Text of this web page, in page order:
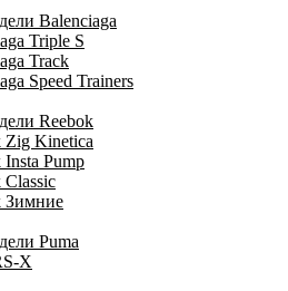
Balenciaga
Triple S
Track
Speed Trainers
Reebok
Zig Kinetica
Insta Pump
Classic
Зимние
Puma
X